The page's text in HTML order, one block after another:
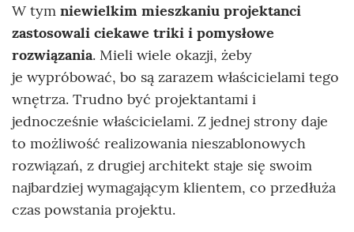
W tym niewielkim mieszkaniu projektanci
zastosowali ciekawe triki i pomysłowe
rozwiązania. Mieli wiele okazji, żeby
je wypróbować, bo są zarazem właścicielami tego
wnętrza. Trudno być projektantami i
jednocześnie właścicielami. Z jednej strony daje
to możliwość realizowania nieszablonowych
rozwiązań, z drugiej architekt staje się swoim
najbardziej wymagającym klientem, co przedłuża
czas powstania projektu.